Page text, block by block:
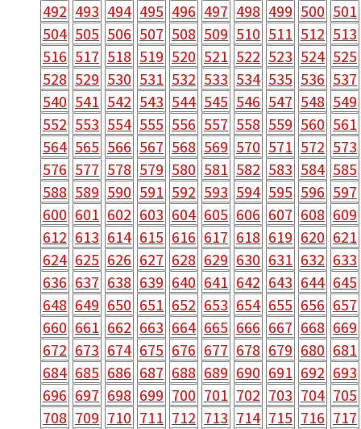
492 493 494 495 496 497 498 499 500 501
504 505 506 507 508 509 510 511 512 513
516 517 518 519 520 521 522 523 524 525
528 529 530 531 532 533 534 535 536 537
540 541 542 543 544 545 546 547 548 549
552 553 554 555 556 557 558 559 560 561
564 565 566 567 568 569 570 571 572 573
576 577 578 579 580 581 582 583 584 585
588 589 590 591 592 593 594 595 596 597
600 601 602 603 604 605 606 607 608 609
612 613 614 615 616 617 618 619 620 621
624 625 626 627 628 629 630 631 632 633
636 637 638 639 640 641 642 643 644 645
648 649 650 651 652 653 654 655 656 657
660 661 662 663 664 665 666 667 668 669
672 673 674 675 676 677 678 679 680 681
684 685 686 687 688 689 690 691 692 693
696 697 698 699 700 701 702 703 704 705
708 709 710 711 712 713 714 715 716 717